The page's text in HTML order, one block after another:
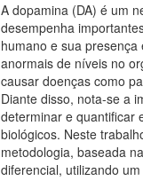
A dopamina (DA) é um
desempenha
humano e sua
anormais de níveis no
causar doenças como
Diante disso, nota-se a
determinar e quantificar
biológicos. Neste
metodologia, baseada
diferencial, utilizando